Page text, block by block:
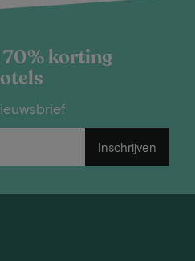
korting
Inschrijven